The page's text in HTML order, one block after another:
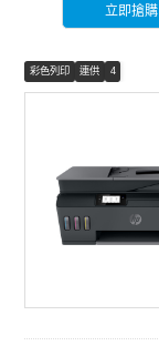
立即搶購
彩色列印 連供 4